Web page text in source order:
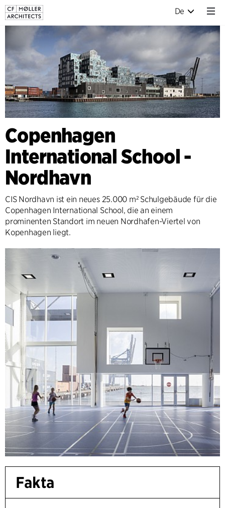
De
Copenhagen
International School -
Nordhavn
CIS Nordhavn ist ein neues 25.000 m² Schulgebäude für die
Copenhagen International School, die an einem
prominenten Standort im neuen Nordhafen-Viertel von
Kopenhagen liegt.
Fakta